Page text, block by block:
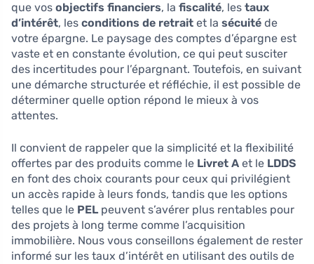
que vos objectifs financiers, la fiscalité, les taux
d’intérêt, les conditions de retrait et la sécuité de
votre épargne. Le paysage des comptes d’épargne est
vaste et en constante évolution, ce qui peut susciter
des incertitudes pour l’épargnant. Toutefois, en suivant
une démarche structurée et réfléchie, il est possible de
déterminer quelle option répond le mieux à vos
attentes.
Il convient de rappeler que la simplicité et la flexibilité
offertes par des produits comme le Livret A et le LDDS
en font des choix courants pour ceux qui privilégient
un accès rapide à leurs fonds, tandis que les options
telles que le PEL peuvent s’avérer plus rentables pour
des projets à long terme comme l’acquisition
immobilière. Nous vous conseillons également de rester
informé sur les taux d’intérêt en utilisant des outils de